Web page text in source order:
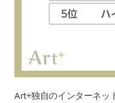
Art+独自のインターネッ